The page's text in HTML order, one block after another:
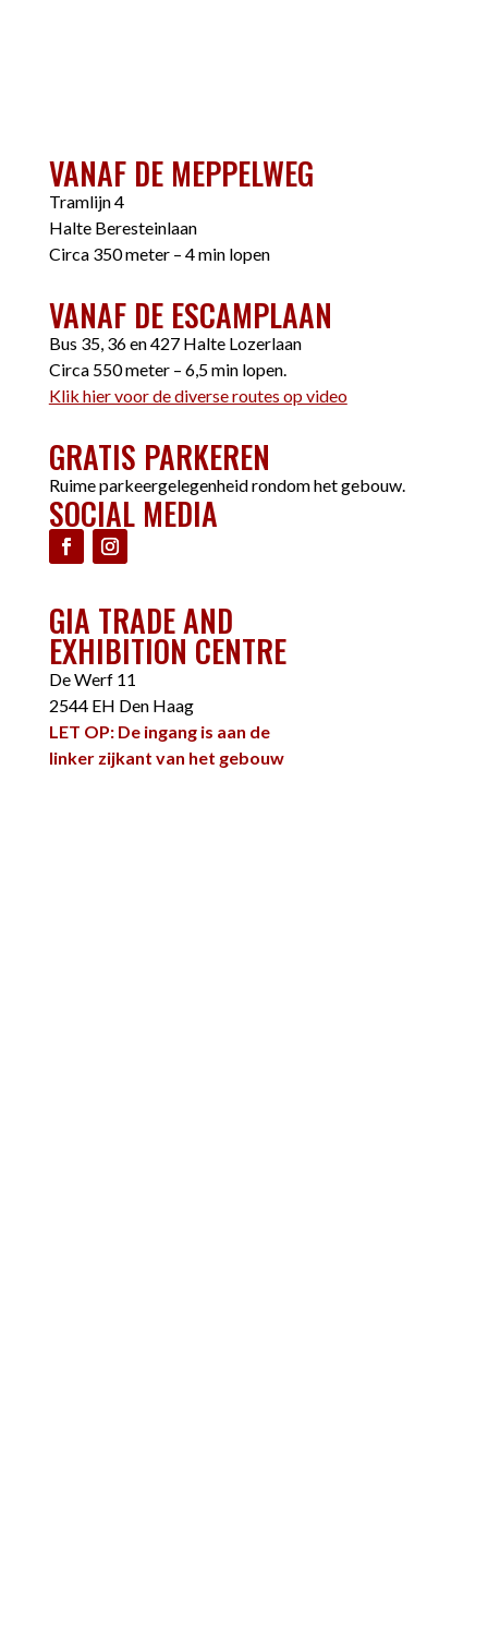
VANAF DE MEPPELWEG
Tramlijn 4
Halte Beresteinlaan
Circa 350 meter – 4 min lopen
VANAF DE ESCAMPLAAN
Bus 35, 36 en 427 Halte Lozerlaan
Circa 550 meter – 6,5 min lopen.
Klik hier voor de diverse routes op video
GRATIS PARKEREN
Ruime parkeergelegenheid rondom het gebouw.
SOCIAL MEDIA
GIA TRADE AND
EXHIBITION CENTRE
De Werf 11
2544 EH Den Haag
LET OP: De ingang is aan de
linker zijkant van het gebouw